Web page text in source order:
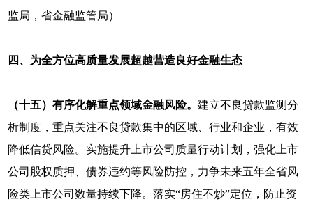
监局，省金融监管局）
四、为全方位高质量发展超越营造良好金融生态
（十五）有序化解重点领域金融风险。建立不良贷款监测分
析制度，重点关注不良贷款集中的区域、行业和企业，有效
降低信贷风险。实施提升上市公司质量行动计划，强化上市
公司股权质押、债券违约等风险防控，力争未来五年全省风
险类上市公司数量持续下降。落实“房住不炒”定位，防止资